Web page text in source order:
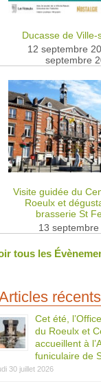
Ducasse de Ville-
12 septembre
septembre
Visite guidée du
Roeulx et
brasserie St
13 septembre
tous les
récents
Cet été,
du Roeulx et
accueillent à
funiculaire de
30 juillet 2026